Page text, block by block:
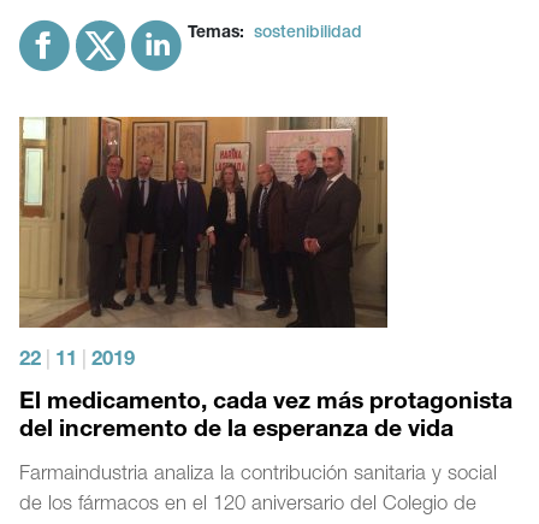
Temas: sostenibilidad
22 11 2019
El medicamento, cada vez más protagonista
del incremento de la esperanza de vida
Farmaindustria analiza la contribución sanitaria y social
de los fármacos en el 120 aniversario del Colegio de